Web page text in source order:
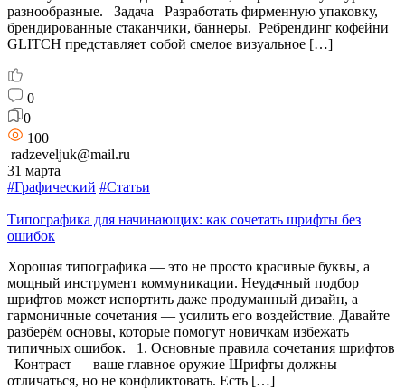
разнообразные. Задача Разработать фирменную упаковку,
брендированные стаканчики, баннеры. Ребрендинг кофейни
GLITCH представляет собой смелое визуальное […]
0
0
100
radzeveljuk@mail.ru
31 марта
#Графический #Статьи
Типографика для начинающих: как сочетать шрифты без
ошибок
Хорошая типографика — это не просто красивые буквы, а
мощный инструмент коммуникации. Неудачный подбор
шрифтов может испортить даже продуманный дизайн, а
гармоничные сочетания — усилить его воздействие. Давайте
разберём основы, которые помогут новичкам избежать
типичных ошибок. 1. Основные правила сочетания шрифтов
Контраст — ваше главное оружие Шрифты должны
отличаться, но не конфликтовать. Есть […]